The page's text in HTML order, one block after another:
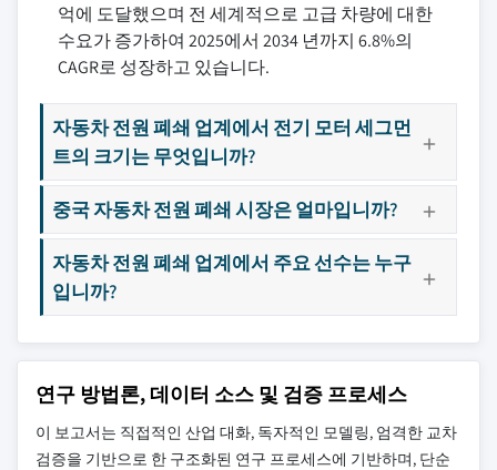
억에 도달했으며 전 세계적으로 고급 차량에 대한
수요가 증가하여 2025에서 2034 년까지 6.8%의
CAGR로 성장하고 있습니다.
자동차 전원 폐쇄 업계에서 전기 모터 세그먼
트의 크기는 무엇입니까?
중국 자동차 전원 폐쇄 시장은 얼마입니까?
자동차 전원 폐쇄 업계에서 주요 선수는 누구
입니까?
연구 방법론, 데이터 소스 및 검증 프로세스
이 보고서는 직접적인 산업 대화, 독자적인 모델링, 엄격한 교차
검증을 기반으로 한 구조화된 연구 프로세스에 기반하며, 단순